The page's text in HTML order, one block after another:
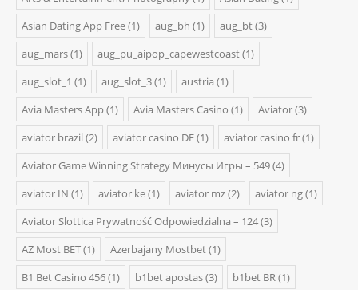
Asian Dating App Free(1) aug_bh (1) aug_bt(3)
aug_mars(1) aug_pu_aipop_capewestcoast(1)
aug_slot_1 (1) aug_slot_3(1) austria (1)
Avia Masters App(1) Avia Masters Casino (1) Aviator(3)
aviator brazil (2) aviator casino DE(1) aviator casino fr(1)
Aviator Game Winning Strategy Минусы Игры – 549(4)
aviator IN (1) aviator ke(1) aviator mz(2) aviator ng(1)
Aviator Slottica Prywatność Odpowiedzialna – 124(3)
AZ Most BET(1) Azerbajany Mostbet(1)
B1 Bet Casino 456(1) b1bet apostas(3) b1bet BR (1)